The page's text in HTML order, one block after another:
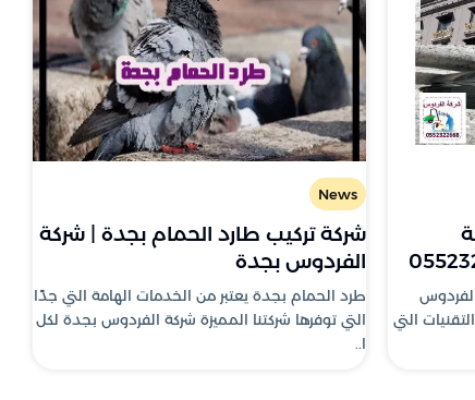
التي
News
شركة تركيب طارد الحمام بجدة | شركة
الفردوس بجدة
طرد الحمام بجدة يعتبر من الخدمات الهامة التي جدًا
التي توفرها شركتنا المميزة شركة الفردوس بجدة لكل
ا..